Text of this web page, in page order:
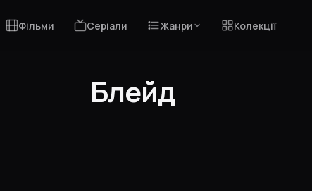
Фільми Серіали Жанри Колекції
Блейд